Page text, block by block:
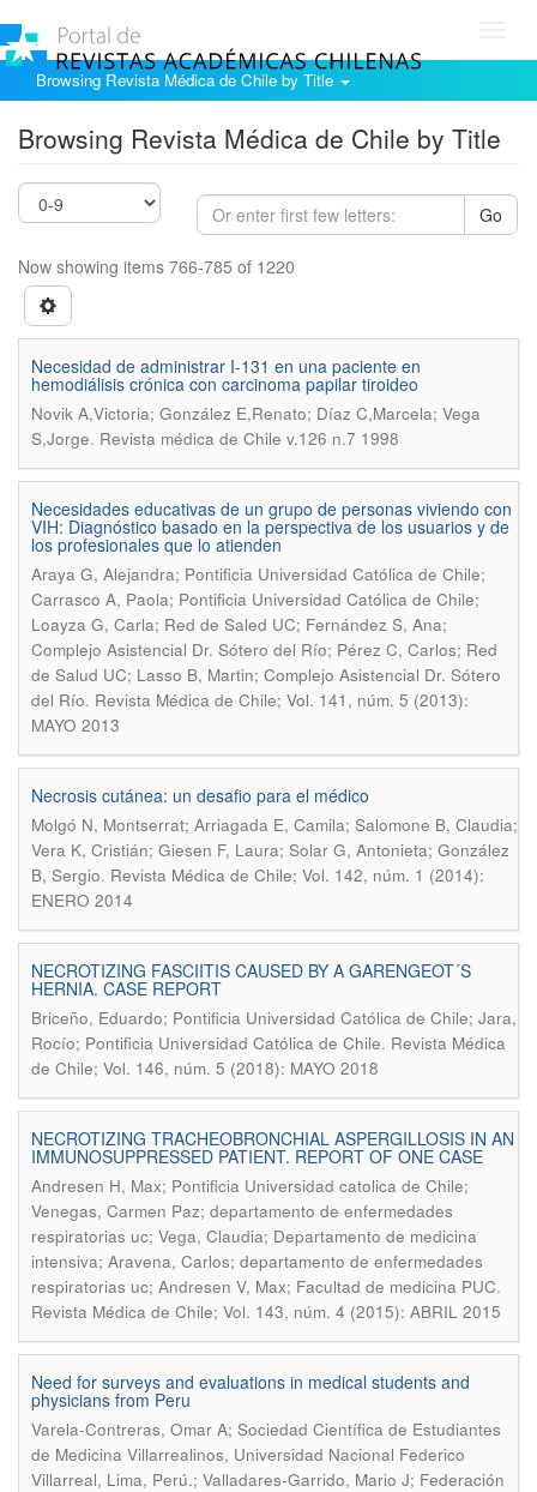
Browsing Revista Médica de Chile by Title
Browsing Revista Médica de Chile by Title
Go
Now showing items 766-785 of 1220
Necesidad de administrar I-131 en una paciente en
hemodiálisis crónica con carcinoma papilar tiroideo
Novik A,Victoria; González E,Renato; Díaz C,Marcela; Vega
S,Jorge. Revista médica de Chile v.126 n.7 1998
Necesidades educativas de un grupo de personas viviendo con
VIH: Diagnóstico basado en la perspectiva de los usuarios y de
los profesionales que lo atienden
Araya G, Alejandra; Pontificia Universidad Católica de Chile;
Carrasco A, Paola; Pontificia Universidad Católica de Chile;
Loayza G, Carla; Red de Saled UC; Fernández S, Ana;
Complejo Asistencial Dr. Sótero del Río; Pérez C, Carlos; Red
de Salud UC; Lasso B, Martin; Complejo Asistencial Dr. Sótero
del Río. Revista Médica de Chile; Vol. 141, núm. 5 (2013):
MAYO 2013
Necrosis cutánea: un desafio para el médico
Molgó N, Montserrat; Arriagada E, Camila; Salomone B, Claudia;
Vera K, Cristián; Giesen F, Laura; Solar G, Antonieta; González
B, Sergio. Revista Médica de Chile; Vol. 142, núm. 1 (2014):
ENERO 2014
NECROTIZING FASCIITIS CAUSED BY A GARENGEOT´S
HERNIA. CASE REPORT
Briceño, Eduardo; Pontificia Universidad Católica de Chile; Jara,
Rocío; Pontificia Universidad Católica de Chile. Revista Médica
de Chile; Vol. 146, núm. 5 (2018): MAYO 2018
NECROTIZING TRACHEOBRONCHIAL ASPERGILLOSIS IN AN
IMMUNOSUPPRESSED PATIENT. REPORT OF ONE CASE
Andresen H, Max; Pontificia Universidad catolica de Chile;
Venegas, Carmen Paz; departamento de enfermedades
respiratorias uc; Vega, Claudia; Departamento de medicina
intensiva; Aravena, Carlos; departamento de enfermedades
respiratorias uc; Andresen V, Max; Facultad de medicina PUC.
Revista Médica de Chile; Vol. 143, núm. 4 (2015): ABRIL 2015
Need for surveys and evaluations in medical students and
physicians from Peru
Varela-Contreras, Omar A; Sociedad Científica de Estudiantes
de Medicina Villarrealinos, Universidad Nacional Federico
Villarreal, Lima, Perú.; Valladares-Garrido, Mario J; Federación